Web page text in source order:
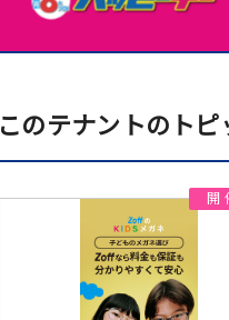
このテナントのトピ